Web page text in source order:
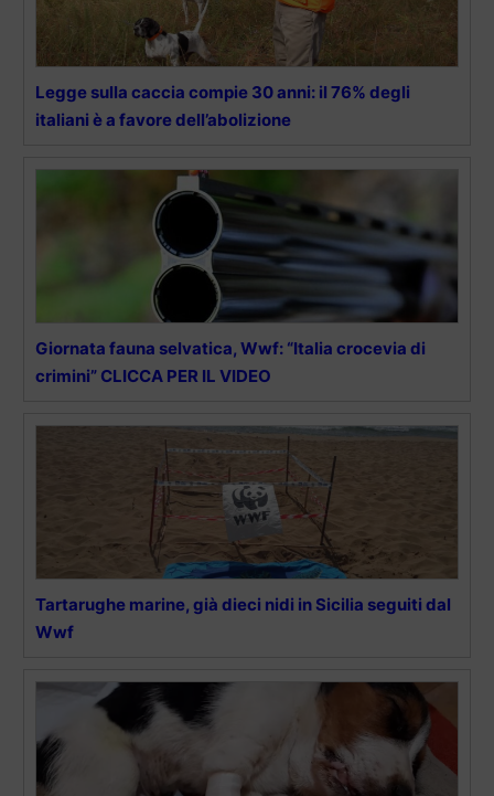
Legge sulla caccia compie 30 anni: il 76% degli
italiani è a favore dell’abolizione
Giornata fauna selvatica, Wwf: “Italia crocevia di
crimini” CLICCA PER IL VIDEO
Tartarughe marine, già dieci nidi in Sicilia seguiti dal
Wwf